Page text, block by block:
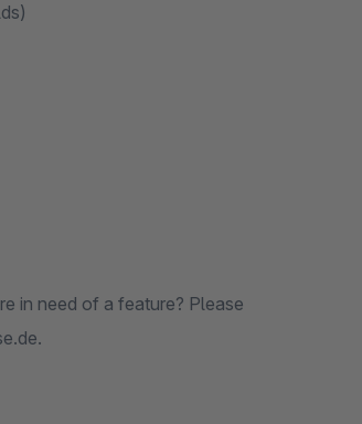
in need of a feature? Please